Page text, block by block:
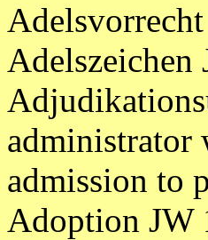
Adelszeichen
administrator
admission to
Adoption JW